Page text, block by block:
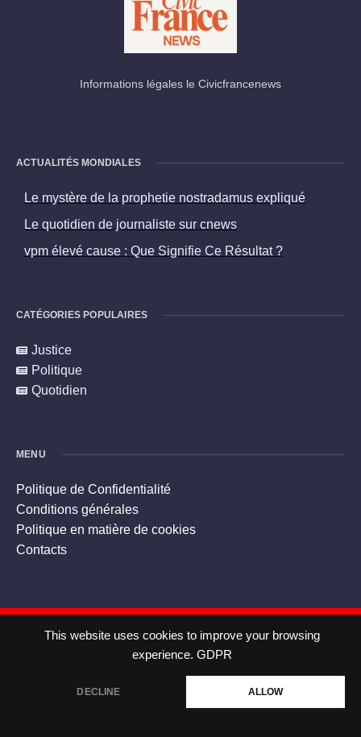
This website uses cookies to improve your browsing
experience. GDPR
DECLINE ALLOW
Informations légales le Civicfrancenews
ACTUALITÉS MONDIALES
Le mystère de la prophetie nostradamus expliqué
Le quotidien de journaliste sur cnews
vpm élevé cause : Que Signifie Ce Résultat ?
CATÉGORIES POPULAIRES
Justice
Politique
Quotidien
MENU
Politique de Confidentialité
Conditions générales
Politique en matière de cookies
Contacts